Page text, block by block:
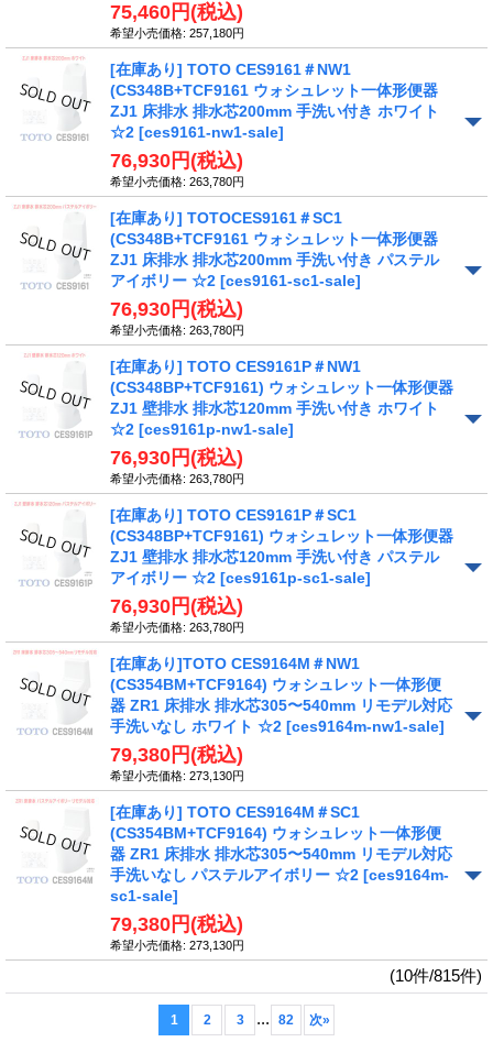
75,460円 (税込)
希望小売価格: 257,180円
[在庫あり] TOTO CES9161＃NW1
(CS348B+TCF9161 ウォシュレット一体形便器
ZJ1 床排水 排水芯200mm 手洗い付き ホワイト
☆2 [ces9161-nw1-sale]
76,930円 (税込)
希望小売価格: 263,780円
[在庫あり] TOTOCES9161＃SC1
(CS348B+TCF9161 ウォシュレット一体形便器
ZJ1 床排水 排水芯200mm 手洗い付き パステル
アイボリー ☆2 [ces9161-sc1-sale]
76,930円 (税込)
希望小売価格: 263,780円
[在庫あり] TOTO CES9161P＃NW1
(CS348BP+TCF9161) ウォシュレット一体形便器
ZJ1 壁排水 排水芯120mm 手洗い付き ホワイト
☆2 [ces9161p-nw1-sale]
76,930円 (税込)
希望小売価格: 263,780円
[在庫あり] TOTO CES9161P＃SC1
(CS348BP+TCF9161) ウォシュレット一体形便器
ZJ1 壁排水 排水芯120mm 手洗い付き パステル
アイボリー ☆2 [ces9161p-sc1-sale]
76,930円 (税込)
希望小売価格: 263,780円
[在庫あり]TOTO CES9164M＃NW1
(CS354BM+TCF9164) ウォシュレット一体形便
器 ZR1 床排水 排水芯305〜540mm リモデル対応
手洗いなし ホワイト ☆2 [ces9164m-nw1-sale]
79,380円 (税込)
希望小売価格: 273,130円
[在庫あり] TOTO CES9164M＃SC1
(CS354BM+TCF9164) ウォシュレット一体形便
器 ZR1 床排水 排水芯305〜540mm リモデル対応
手洗いなし パステルアイボリー ☆2 [ces9164m-
sc1-sale]
79,380円 (税込)
希望小売価格: 273,130円
(10件/815件)
1 2 3 ... 82 次»